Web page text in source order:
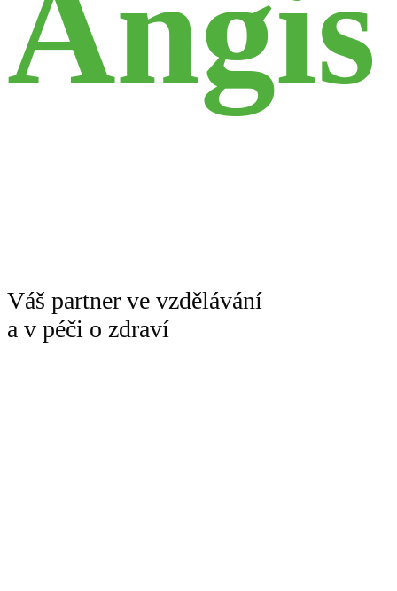
Váš partner ve vzdělávání
a v péči o zdraví